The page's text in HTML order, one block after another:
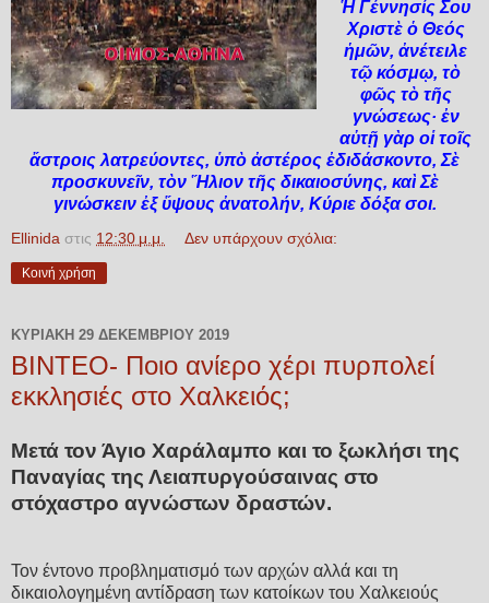
Ἡ Γέννησίς Σου
Χριστὲ ὁ Θεός
ἡμῶν, ἀνέτειλε
τῷ κόσμῳ, τὸ
φῶς τὸ τῆς
γνώσεως· ἐν
αὐτῇ γὰρ οἱ τοῖς
ἄστροις λατρεύοντες, ὑπὸ ἀστέρος ἐδιδάσκοντο, Σὲ
προσκυνεῖν, τὸν Ἥλιον τῆς δικαιοσύνης, καὶ Σὲ
γινώσκειν ἐξ ὕψους ἀνατολήν, Κύριε δόξα σοι.
Ellinida στις 12:30 μ.μ. Δεν υπάρχουν σχόλια:
Κοινή χρήση
ΚΥΡΙΑΚΉ 29 ΔΕΚΕΜΒΡΊΟΥ 2019
BINTEO- Ποιο ανίερο χέρι πυρπολεί
εκκλησιές στο Χαλκειός;
Μετά τον Άγιο Χαράλαμπο και το ξωκλήσι της
Παναγίας της Λειαπυργούσαινας στο
στόχαστρο αγνώστων δραστών.
Τον έντονο προβληματισμό των αρχών αλλά και τη
δικαιολογημένη αντίδραση των κατοίκων του Χαλκειούς